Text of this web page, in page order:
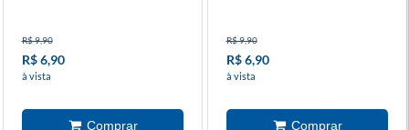
R$ 9,90
R$ 6,90
à vista
R$ 9,90
R$ 6,90
à vista